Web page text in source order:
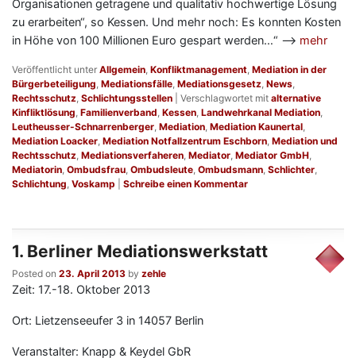
Organisationen getragene und qualitativ hochwertige Lösung
zu erarbeiten“, so Kessen. Und mehr noch: Es konnten Kosten
in Höhe von 100 Millionen Euro gespart werden…“ —> mehr
Veröffentlicht unter Allgemein Konfliktmanagement Mediation in der
Bürgerbeteiligung Mediationsfälle Mediationsgesetz News
Rechtsschutz Schlichtungsstellen Verschlagwortet mit alternative
Kinfliktlösung Familienverband Kessen Landwehrkanal Mediation
Leutheusser-Schnarrenberger Mediation Mediation Kaunertal
Mediation Loacker Mediation Notfallzentrum Eschborn Mediation und
Rechtsschutz Mediationsverfaheren Mediator Mediator GmbH
Mediatorin Ombudsfrau Ombudsleute Ombudsmann Schlichter
Schlichtung Voskamp Schreibe einen Kommentar
1. Berliner Mediationswerkstatt
Posted on 23. April 2013 by zehle
Zeit: 17.-18. Oktober 2013
Ort: Lietzenseeufer 3 in 14057 Berlin
Veranstalter: Knapp & Keydel GbR